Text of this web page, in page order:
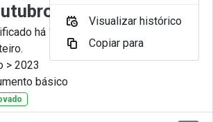
há 11 Meses por Juliana
> 2023
básico
Visualizar histórico
Copiar para